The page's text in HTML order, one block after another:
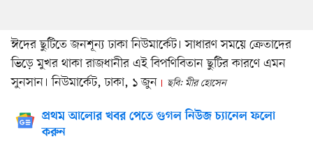
ঈদের ছুটিতে জনশূন্য ঢাকা নিউমার্কেট। সাধারণ সময়ে ক্রেতাদের
ভিড়ে মুখর থাকা রাজধানীর এই বিপণিবিতান ছুটির কারণে এমন
সুনসান। নিউমার্কেট, ঢাকা, ১ জুন
ছবি: মীর হোসেন
প্রথম আলোর খবর পেতে গুগল নিউজ চ্যানেল ফলো
করুন